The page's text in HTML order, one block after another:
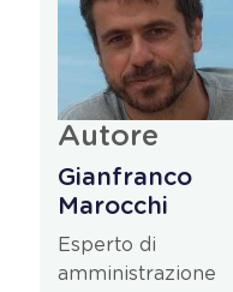
Autore
Gianfranco
Marocchi
Esperto di
amministrazione